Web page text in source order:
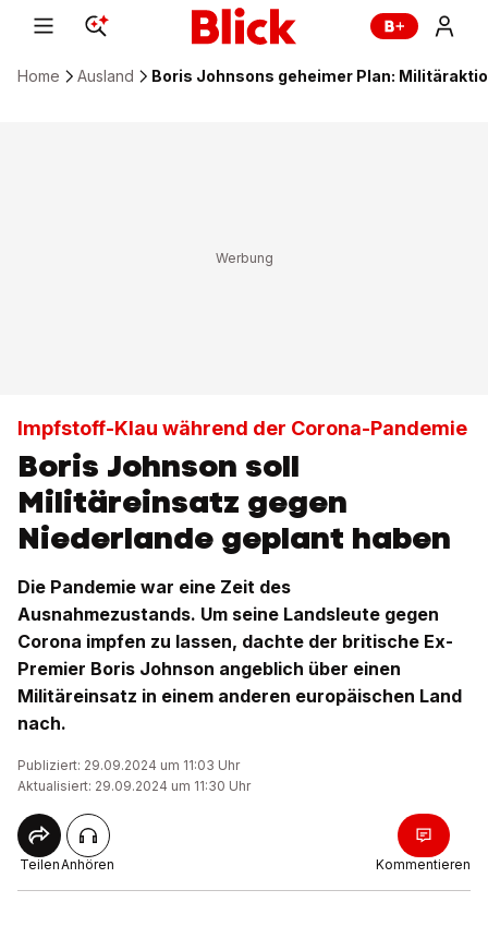
Home Ausland Boris Johnsons geheimer Plan:
Impfstoff-Klau während der Corona-Pandemie
Boris Johnson soll
Militäreinsatz gegen
Niederlande geplant haben
Die Pandemie war eine Zeit des
Ausnahmezustands. Um seine Landsleute gegen
Corona impfen zu lassen, dachte der britische Ex-
Premier Boris Johnson angeblich über einen
Militäreinsatz in einem anderen europäischen Land
nach.
Publiziert: 29.09.2024 um 11:03 Uhr
Aktualisiert: 29.09.2024 um 11:30 Uhr
TeilenAnhören Kommentieren